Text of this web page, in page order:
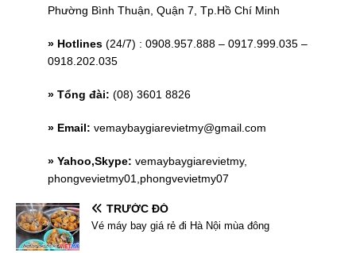
Phường Bình Thuận, Quận 7, Tp.Hồ Chí Minh
» Hotlines (24/7) : 0908.957.888 – 0917.999.035 –
0918.202.035
» Tổng đài: (08) 3601 8826
» Email: vemaybaygiarevietmy@gmail.com
» Yahoo,Skype: vemaybaygiarevietmy,
phongvevietmy01,phongvevietmy07
TRƯỚC ĐÓ
Vé máy bay giá rẻ đi Hà Nội mùa đông